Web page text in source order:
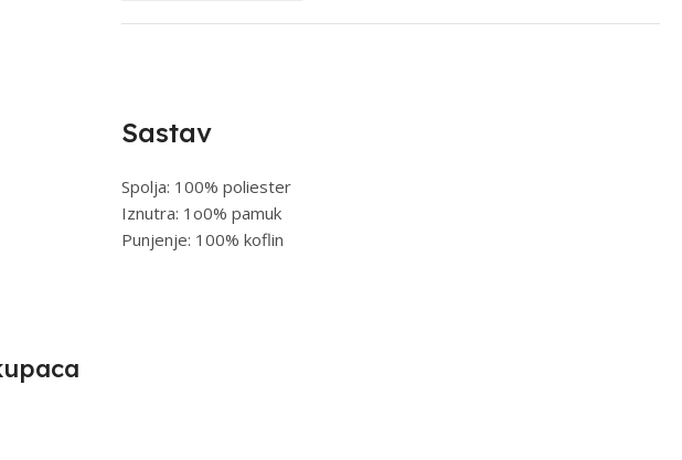
Sastav
Spolja: 100% poliester
Iznutra: 1o0% pamuk
Punjenje: 100% koflin